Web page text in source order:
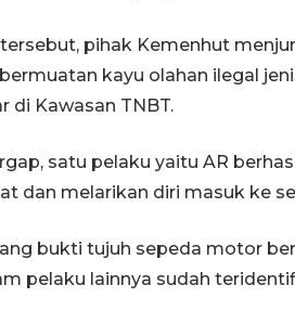
pihak Kemenhut
kayu olahan ilegal
di Kawasan TNBT.
satu pelaku yaitu AR
dan melarikan diri masuk ke
bukti tujuh sepeda motor
pelaku lainnya sudah